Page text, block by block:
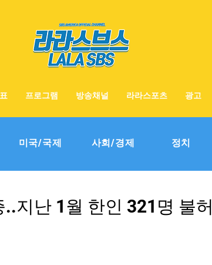
프로그램 방송채널 라라스포츠 광고
미국/국제 사회/경제 정치
지난 1월 한인 321명 불허